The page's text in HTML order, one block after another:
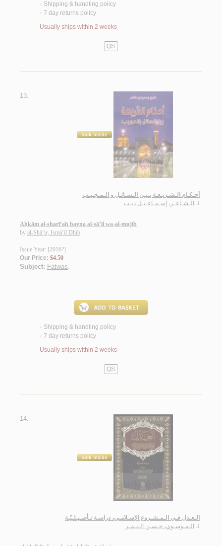
< Shipping & handling policy
< 7 day returns policy
Usually ships within 2 weeks
QS
13.
أحـكـام الـشـريـعـة بـيـن الـسـائـل و الـمـجـيـب
لـ الـشـاعـر، إسـمـاعـيـل ذيـب
Aḥkām al-sharī‘ah bayna al-sā’il wa-al-mujīb
by al-Shā‘ir, Ismā‘īl Dhīb
Issue Year: [2016?]
Our Price: $4.50
Subject: Fatwas.
< Shipping & handling policy
< 7 day returns policy
Usually ships within 2 weeks
QS
14.
الـعـدل فـي الـمـشـروع الإسـلامـي، دراسـة تـأصـيـلـيّـة
لـ الـمـوسـوي، حـسـن الـنـمـر